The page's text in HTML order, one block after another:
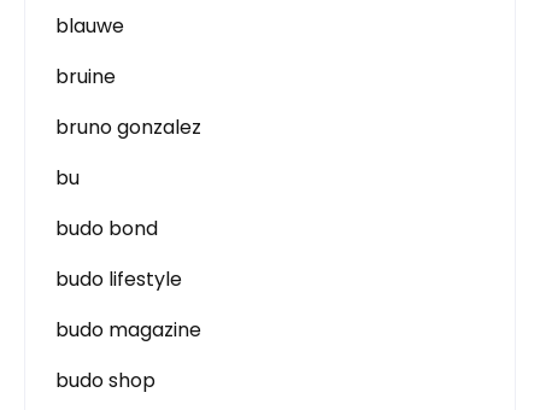
blauwe
bruine
bruno gonzalez
bu
budo bond
budo lifestyle
budo magazine
budo shop